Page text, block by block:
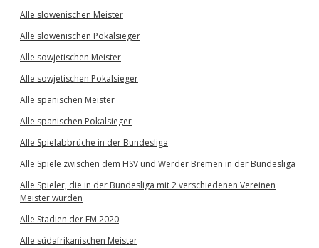
Alle slowenischen Meister
Alle slowenischen Pokalsieger
Alle sowjetischen Meister
Alle sowjetischen Pokalsieger
Alle spanischen Meister
Alle spanischen Pokalsieger
Alle Spielabbrüche in der Bundesliga
Alle Spiele zwischen dem HSV und Werder Bremen in der Bundesliga
Alle Spieler, die in der Bundesliga mit 2 verschiedenen Vereinen
Meister wurden
Alle Stadien der EM 2020
Alle südafrikanischen Meister